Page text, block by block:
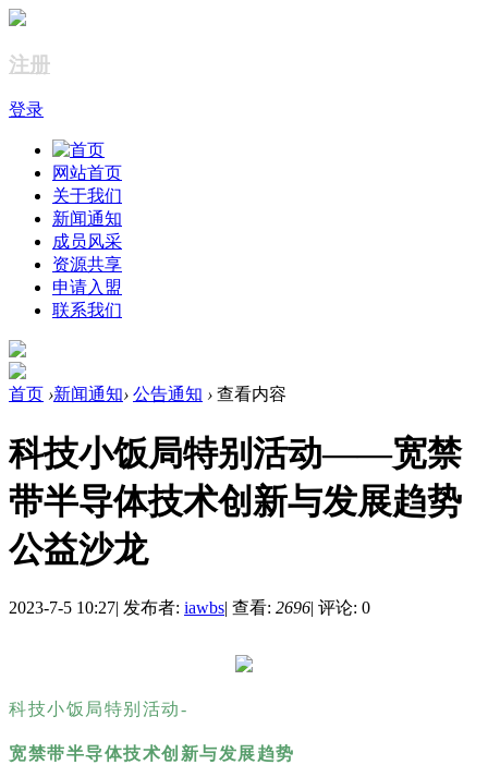
注册
登录
网站首页
关于我们
新闻通知
成员风采
资源共享
申请入盟
联系我们
首页 ›新闻通知› 公告通知 › 查看内容
科技小饭局特别活动——​宽禁
带半导体技术创新与发展趋势
公益沙龙
2023-7-5 10:27| 发布者: iawbs| 查看: 2696| 评论: 0
科技小饭局特别活动-
宽禁带半导体技术创新与发展趋势